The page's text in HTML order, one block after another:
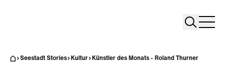
Search
Seestadt Stories Kultur Künstler des Monats - Roland Thurner